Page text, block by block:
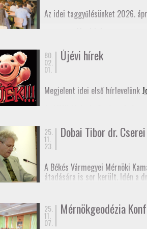
Az idei taggyűlésünket 2026.
80.
02.
01.
Újévi hírek
Megjelent idei első hírlevelünk
Boldog Új Évet Kívánunk a
25.
11.
23.
Dobai Tibor dr.
A Békés Vármegyei Mérnöki
átadására is sor került. Idén a
Dr. Cserei Pál a Békés
Gratulálunk!
25.
11.
07.
Mérnökgeodézia